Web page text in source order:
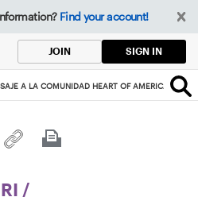
Find your account!
JOIN SIGN IN
A LA COMUNIDAD HEART OF AMERICA DE
/